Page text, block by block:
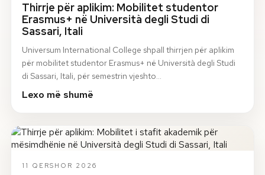
Thirrje për aplikim: Mobilitet studentor
Erasmus+ në Università degli Studi di
Sassari, Itali
Universum International College shpall thirrjen për aplikim
për mobilitet studentor Erasmus+ në Università degli Studi
di Sassari, Itali, për semestrin vjeshto…
Lexo më shumë
11 QERSHOR 2026